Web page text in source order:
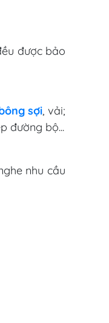
được bảo
sợi, vải;
đường bộ...
nhu cầu